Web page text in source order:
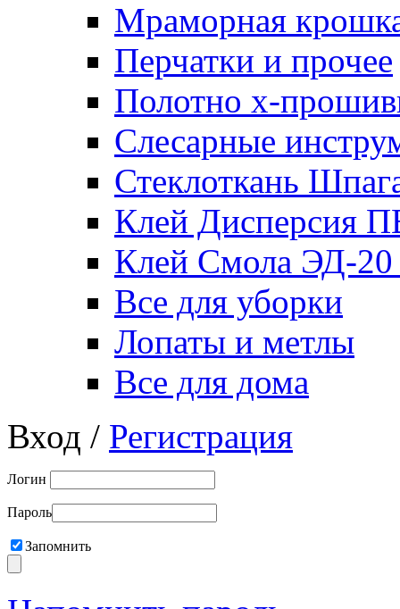
Мраморная
Перчатки и прочее
Полотно х-
Слесарные
Стеклоткань
Клей Дисперсия
Клей Смола ЭД-20
Все для уборки
Лопаты и метлы
Все для дома
Вход / Регистрация
Логин
Пароль
Запомнить